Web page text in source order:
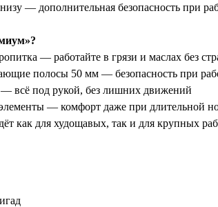
— дополнительная безопасность при
— работайте в грязи и маслах без
полосы 50 мм — безопасность при
под рукой, без лишних движений
— комфорт даже при длительной
как для худощавых, так и для крупных